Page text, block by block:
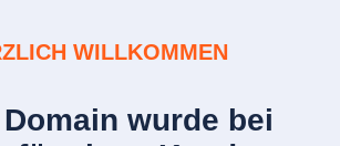
WILLKOMMEN
wurde bei